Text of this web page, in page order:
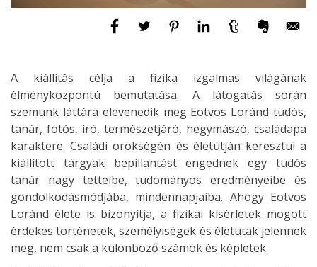
A kiállítás célja a fizika izgalmas világának
élményközpontú bemutatása. A látogatás során
szemünk láttára elevenedik meg Eötvös Loránd tudós,
tanár, fotós, író, természetjáró, hegymászó, családapa
karaktere. Családi örökségén és életútján keresztül a
kiállított tárgyak bepillantást engednek egy tudós
tanár nagy tetteibe, tudományos eredményeibe és
gondolkodásmódjába, mindennapjaiba. Ahogy Eötvös
Loránd élete is bizonyítja, a fizikai kísérletek mögött
érdekes történetek, személyiségek és életutak jelennek
meg, nem csak a különböző számok és képletek.